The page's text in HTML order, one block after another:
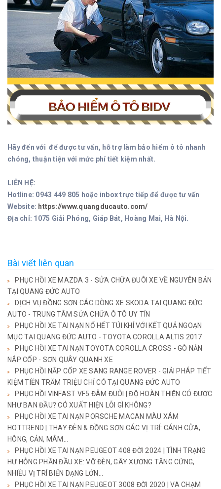
Hãy đến với để được tư vấn, hỗ trợ làm bảo hiểm ô tô nhanh
chóng, thuận tiện với mức phí tiết kiệm nhất.
LIÊN HỆ:
Hotline: 0943 449 805 hoặc inbox trực tiếp để được tư vấn
Website: https://www.quangducauto.com/
Địa chỉ: 1075 Giải Phóng, Giáp Bát, Hoàng Mai, Hà Nội.
Bài viết liên quan
PHỤC HỒI XE MAZDA 3 - SỬA CHỮA ĐUÔI XE VỀ NGUYÊN BẢN
TẠI QUANG ĐỨC AUTO
DỊCH VỤ ĐỒNG SƠN CÁC DÒNG XE SKODA TẠI QUANG ĐỨC
AUTO - TRUNG TÂM SỬA CHỮA Ô TÔ UY TÍN
PHỤC HỒI XE TAI NẠN NỔ HẾT TÚI KHÍ VỚI KẾT QUẢ NGOẠN
MỤC TẠI QUANG ĐỨC AUTO - TOYOTA COROLLA ALTIS 2017
PHỤC HỒI XE TAI NẠN TOYOTA COROLLA CROSS - GÒ NẮN
NẮP CỐP - SƠN QUÂY QUANH XE
PHỤC HỒI NẮP CỐP XE SANG RANGE ROVER - GIẢI PHÁP TIẾT
KIỆM TIỀN TRĂM TRIỆU CHỈ CÓ TẠI QUANG ĐỨC AUTO
PHỤC HỒI VINFAST VF5 ĐÂM ĐUÔI | ĐỘ HOÀN THIỆN CÓ ĐƯỢC
NHƯ BAN ĐẦU? CÓ XUẤT HIỆN LỖI GÌ KHÔNG?
PHỤC HỒI XE TAI NẠN PORSCHE MACAN MÀU XÁM
HOTTREND | THAY ĐÈN & ĐỒNG SƠN CÁC VỊ TRÍ: CÁNH CỬA,
HÔNG, CẢN, MÂM...
PHỤC HỒI XE TAI NẠN PEUGEOT 408 ĐỜI 2024 | TÌNH TRẠNG
HƯ HỎNG PHẦN ĐẦU XE: VỠ ĐÈN, GÃY XƯƠNG TĂNG CỨNG,
NHIỀU VỊ TRÍ BIẾN DẠNG LỚN...
PHỤC HỒI XE TAI NẠN PEUGEOT 3008 ĐỜI 2020 | VA CHẠM